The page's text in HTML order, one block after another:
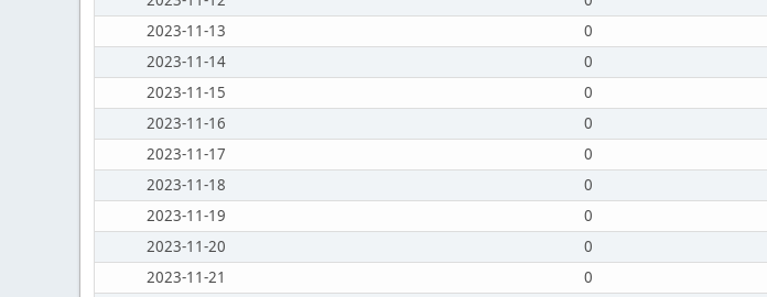
2023-11-13
0
2023-11-14
0
2023-11-15
0
2023-11-16
0
2023-11-17
0
2023-11-18
0
2023-11-19
0
2023-11-20
0
2023-11-21
0